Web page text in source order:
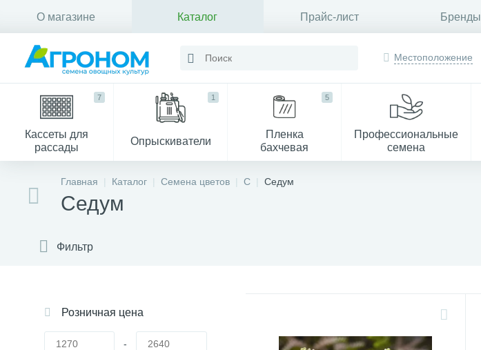
О магазине Каталог Прайс-лист Бренды
Контакты
Местоположение
Кассеты для
рассады
7
Опрыскиватели
1
Пленка
бахчевая
5
Профессиональные
семена
Главная Каталог Семена цветов С Седум
Седум
Фильтр
Розничная цена
-